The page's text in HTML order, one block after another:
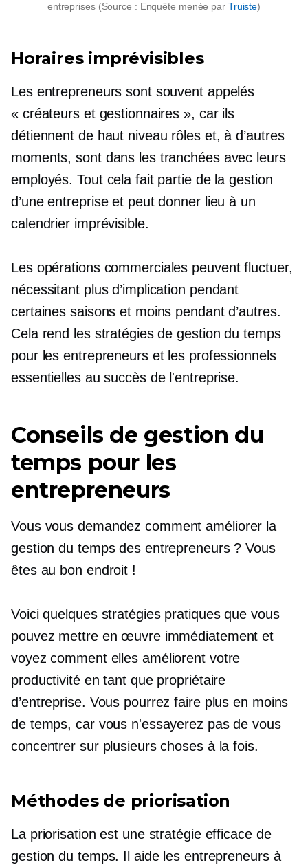
entreprises (Source : Enquête menée par Truiste)
Horaires imprévisibles
Les entrepreneurs sont souvent appelés
« créateurs et gestionnaires », car ils
détiennent de haut niveau rôles et, à d’autres
moments, sont dans les tranchées avec leurs
employés. Tout cela fait partie de la gestion
d’une entreprise et peut donner lieu à un
calendrier imprévisible.
Les opérations commerciales peuvent fluctuer,
nécessitant plus d’implication pendant
certaines saisons et moins pendant d’autres.
Cela rend les stratégies de gestion du temps
pour les entrepreneurs et les professionnels
essentielles au succès de l'entreprise.
Conseils de gestion du
temps pour les
entrepreneurs
Vous vous demandez comment améliorer la
gestion du temps des entrepreneurs ? Vous
êtes au bon endroit !
Voici quelques stratégies pratiques que vous
pouvez mettre en œuvre immédiatement et
voyez comment elles améliorent votre
productivité en tant que propriétaire
d’entreprise. Vous pourrez faire plus en moins
de temps, car vous n'essayerez pas de vous
concentrer sur plusieurs choses à la fois.
Méthodes de priorisation
La priorisation est une stratégie efficace de
gestion du temps. Il aide les entrepreneurs à